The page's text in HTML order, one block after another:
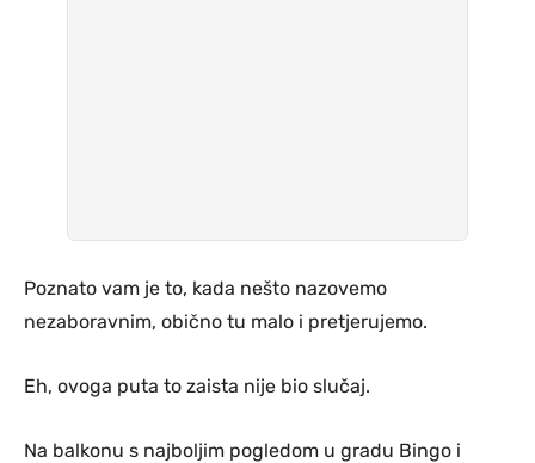
Poznato vam je to, kada nešto nazovemo
nezaboravnim, obično tu malo i pretjerujemo.
Eh, ovoga puta to zaista nije bio slučaj.
Na balkonu s najboljim pogledom u gradu Bingo i